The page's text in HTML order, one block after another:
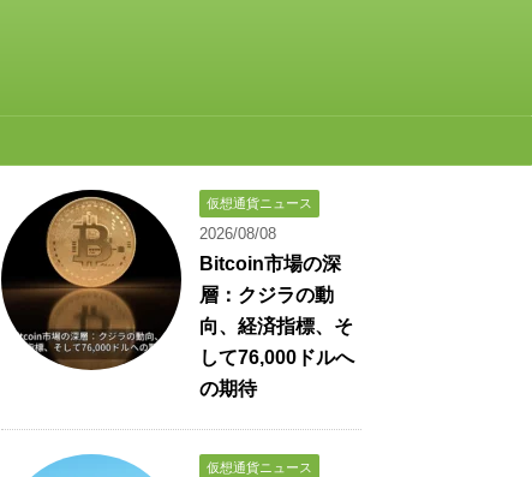
仮想通貨ニュース
2026/08/08
Bitcoin市場の深
層：クジラの動
向、経済指標、そ
して76,000ドルへ
の期待
仮想通貨ニュース